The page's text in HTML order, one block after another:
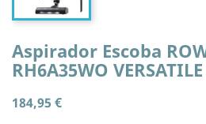
Aspirador Escoba
RH6A35WO
184,95 €